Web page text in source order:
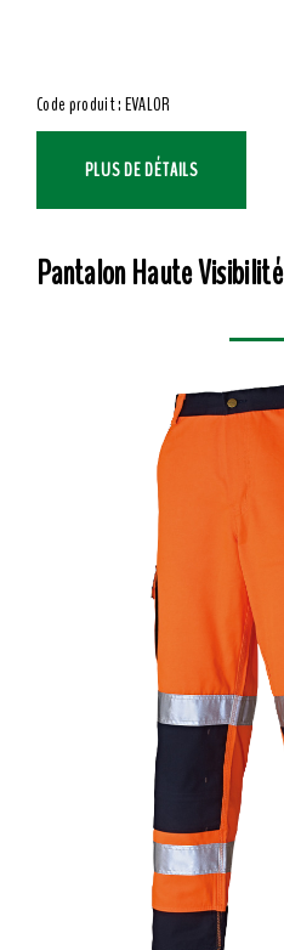
Code produit : EVALOR
PLUS DE DÉTAILS
Pantalon Haute Visibilité